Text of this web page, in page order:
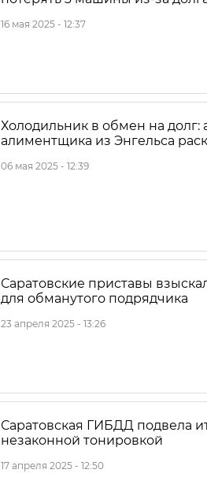
16 мая 2025 - 12:37
Холодильник в обмен на долг:
алиментщика из Энгельса
06 мая 2025 - 12:39
Саратовские приставы
для обманутого подрядчика
23 апреля 2025 - 13:26
Саратовская ГИБДД подвела
незаконной тонировкой
17 апреля 2025 - 12:50